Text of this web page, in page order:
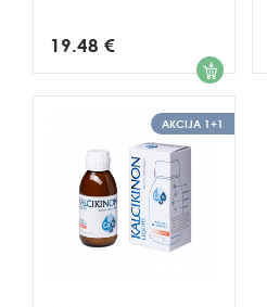
19.48 € 1
AKCIJA 1+1